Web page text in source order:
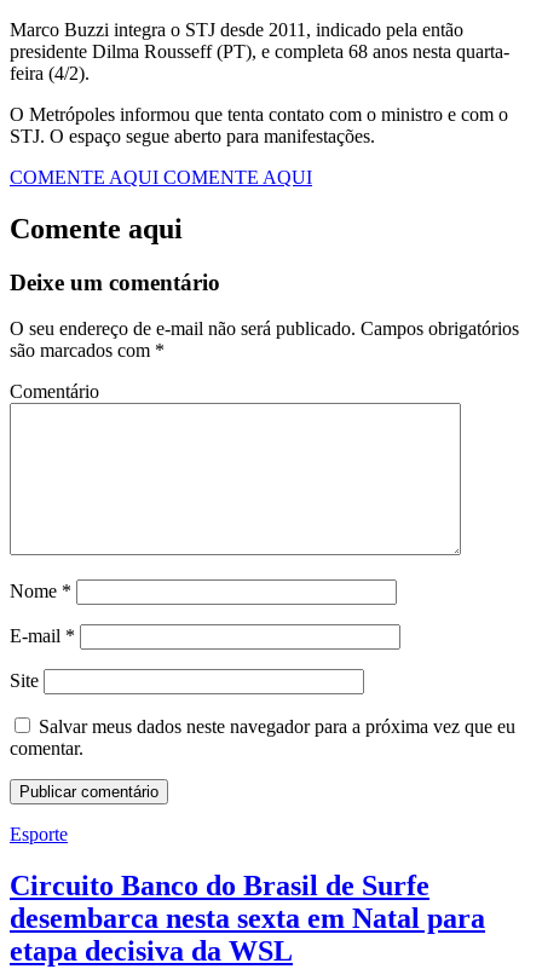
Marco Buzzi integra o STJ desde 2011, indicado pela então
presidente Dilma Rousseff (PT), e completa 68 anos nesta quarta-
feira (4/2).
O Metrópoles informou que tenta contato com o ministro e com o
STJ. O espaço segue aberto para manifestações.
COMENTE AQUI COMENTE AQUI
Comente aqui
Deixe um comentário
O seu endereço de e-mail não será publicado. Campos obrigatórios
são marcados com *
Comentário
Nome *
E-mail *
Site
Salvar meus dados neste navegador para a próxima vez que eu
comentar.
Esporte
Circuito Banco do Brasil de Surfe
desembarca nesta sexta em Natal para
etapa decisiva da WSL